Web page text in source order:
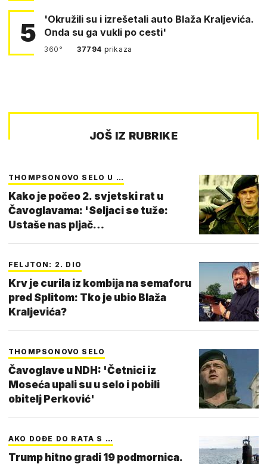
5
'Okružili su i izrešetali auto Blaža Kraljevića.
Onda su ga vukli po cesti'
360° 37794 prikaza
JOŠ IZ RUBRIKE
THOMPSONOVO SELO U …
Kako je počeo 2. svjetski rat u
Čavoglavama: 'Seljaci se tuže:
Ustaše nas pljač…
FELJTON: 2. DIO
Krv je curila iz kombija na semaforu
pred Splitom: Tko je ubio Blaža
Kraljevića?
THOMPSONOVO SELO
Čavoglave u NDH: 'Četnici iz
Moseća upali su u selo i pobili
obitelj Perković'
AKO DOĐE DO RATA S …
Trump hitno gradi 19 podmornica.